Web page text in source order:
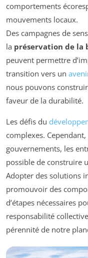
comportements
mouvements locaux.
Des campagnes de
la préservation de la
peuvent permettre
transition vers un
nous pouvons
faveur de la durabilité.
Les défis du
complexes.
gouvernements, les
possible de construire
Adopter des solutions
promouvoir des
d’étapes nécessaires
responsabilité
pérennité de notre